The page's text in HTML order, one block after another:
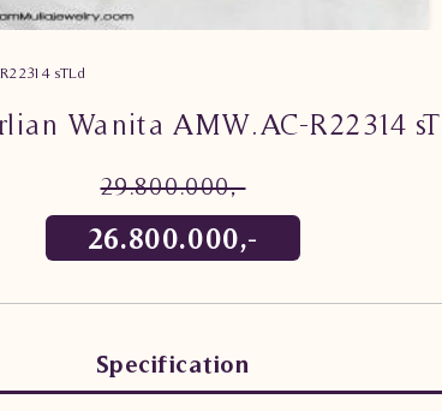
sTLd
Wanita AMW.AC-R22314
29.800.000,-
26.800.000,-
Specification